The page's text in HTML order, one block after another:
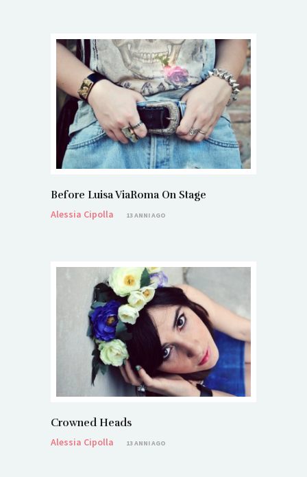
Before Luisa ViaRoma On Stage
Alessia Cipolla
13 ANNI AGO
Crowned Heads
Alessia Cipolla
13 ANNI AGO